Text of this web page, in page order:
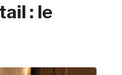
: le